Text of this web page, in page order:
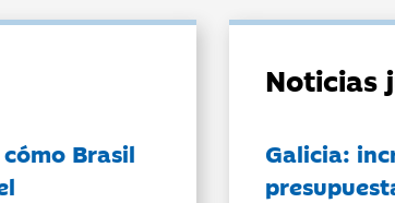
Brasil
Noticias
Galicia: